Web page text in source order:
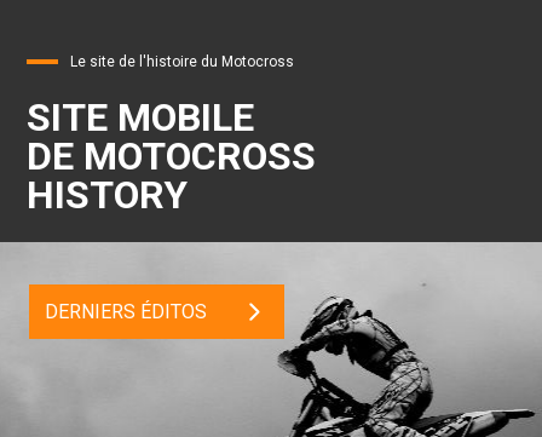
Le site de l'histoire du Motocross
SITE MOBILE
DE MOTOCROSS
HISTORY
DERNIERS ÉDITOS